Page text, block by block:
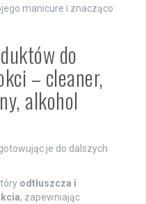
manicure i znacząco
do
– cleaner,
alkohol
je do dalszych
odtłuszcza i
, zapewniając